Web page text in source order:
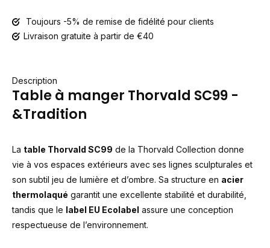
Toujours -5% de remise de fidélité pour clients
Livraison gratuite à partir de €40
Description
Table à manger Thorvald SC99 -
&Tradition
La table Thorvald SC99 de la Thorvald Collection donne
vie à vos espaces extérieurs avec ses lignes sculpturales et
son subtil jeu de lumière et d’ombre. Sa structure en acier
thermolaqué garantit une excellente stabilité et durabilité,
tandis que le label EU Ecolabel assure une conception
respectueuse de l’environnement.